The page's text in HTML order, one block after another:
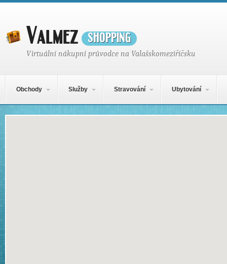
Valmezshopping
Virtuální nákupní průvodce na Valašskomeziříčsku
Obchody Služby Stravování Ubytování
Mapa obsahu